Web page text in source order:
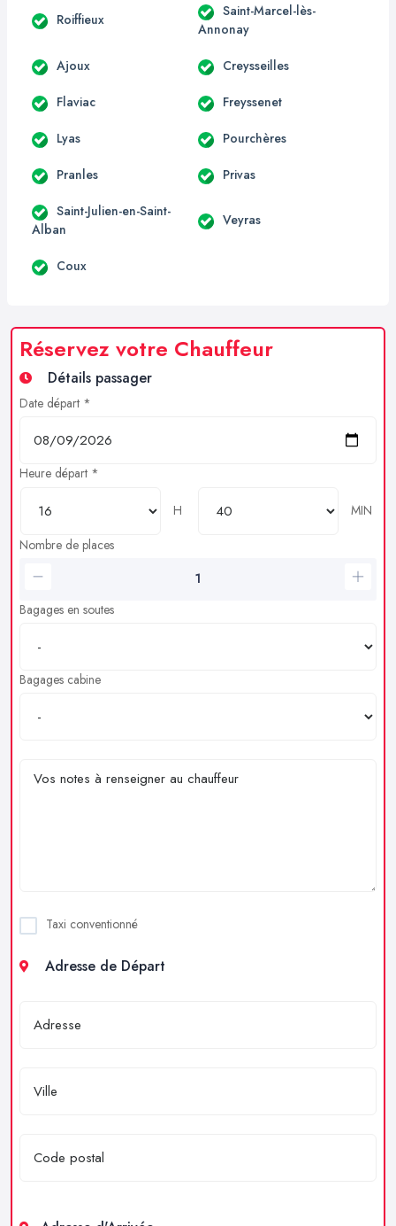
Roiffieux
Saint-Marcel-lès-
Annonay
Ajoux Creysseilles
Flaviac Freyssenet
Lyas Pourchères
Pranles Privas
Saint-Julien-en-Saint-
Alban
Veyras
Coux
Réservez votre Chauffeur
Détails passager
Date départ *
Heure départ *
H
MIN
Nombre de places
Bagages en soutes
Bagages cabine
Taxi conventionné
Adresse de Départ